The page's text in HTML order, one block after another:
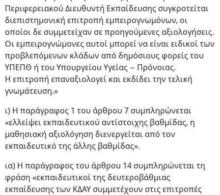
Περιφερειακού Διευθυντή Εκπαίδευσης συγκροτείται
διεπιστημονική επιτροπή εμπειρογνωμόνων, οι
οποίοι δε συμμετείχαν σε προηγούμενες αξιολογήσεις.
Οι εμπειρογνώμονες αυτοί μπορεί να είναι ειδικοί των
προβλεπόμενων κλάδων από δημόσιους φορείς του
ΥΠΕΠΘ ή του Υπουργείου Υγείας − Πρόνοιας.
Η επιτροπή επαναξιολογεί και εκδίδει την τελική
γνωμάτευση.»
ι) Η παράγραφος 1 του άρθρου 7 συμπληρώνεται
«ελλείψει εκπαιδευτικού αντίστοιχης βαθμίδας, η
μαθησιακή αξιολόγηση διενεργείται από τον
εκπαιδευτικό της άλλης βαθμίδας».
ια) Η παράγραφος του άρθρου 14 συμπληρώνεται τη
φράση «εκπαιδευτικοί της δευτεροβάθμιας
εκπαίδευσης των ΚΔΑΥ συμμετέχουν στις επιτροπές